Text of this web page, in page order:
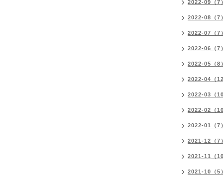
2022-09（7）
2022-08（7）
2022-07（7）
2022-06（7）
2022-05（8）
2022-04（12
2022-03（10
2022-02（10
2022-01（7）
2021-12（7）
2021-11（10
2021-10（5）